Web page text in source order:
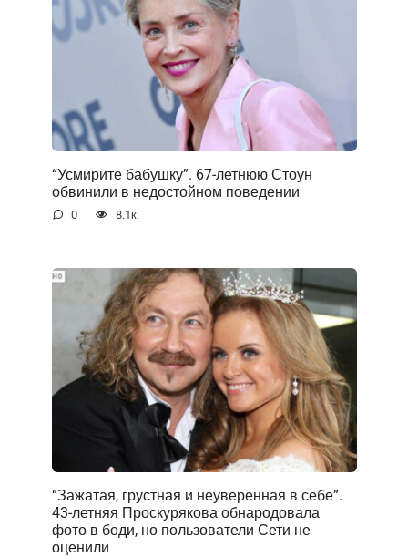
“Усмирите бабушку”. 67-летнюю Стоун
обвинили в недостойном поведении
0 8.1к.
“Зажатая, грустная и неуверенная в себе”.
43-летняя Проскурякова обнародовала
фото в боди, но пользователи Сети не
оценили